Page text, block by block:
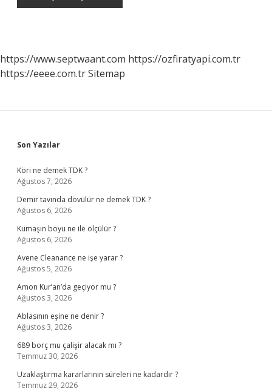
https://www.septwaant.com https://ozfiratyapi.com.tr
https://eeee.com.trSitemap
Sidebar
Son Yazılar
Köri ne demek TDK ?
Ağustos 7, 2026
Demir tavında dövülür ne demek TDK ?
Ağustos 6, 2026
Kumaşın boyu ne ile ölçülür ?
Ağustos 6, 2026
Avene Cleanance ne işe yarar ?
Ağustos 5, 2026
Amon Kur’an’da geçiyor mu ?
Ağustos 3, 2026
Ablasının eşine ne denir ?
Ağustos 3, 2026
689 borç mu çalişir alacak mı ?
Temmuz 30, 2026
Uzaklaştırma kararlarının süreleri ne kadardır ?
Temmuz 29, 2026